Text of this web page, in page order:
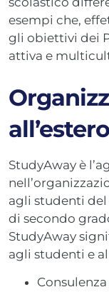
esempi che,
gli obiettivi dei
attiva e
StudyAway è
agli studenti
di secondo
StudyAway
agli studenti e